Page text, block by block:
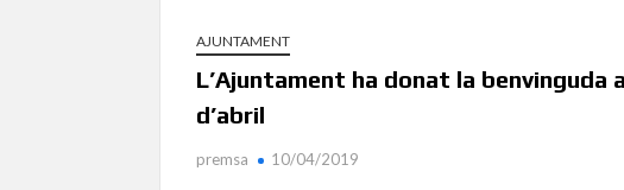
AJUNTAMENT
L’Ajuntament ha donat la
d’abril
premsa 10/04/2019